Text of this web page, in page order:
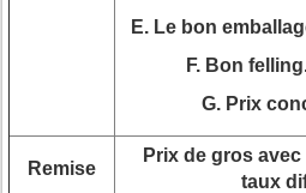
E. Le bon
F. Bon
G. Prix
Remise
Prix de gros
taux